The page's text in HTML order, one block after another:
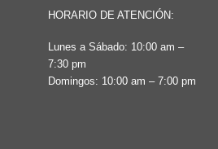
HORARIO DE ATENCIÓN:
Lunes a Sábado: 10:00 am –
7:30 pm
Domingos: 10:00 am – 7:00 pm